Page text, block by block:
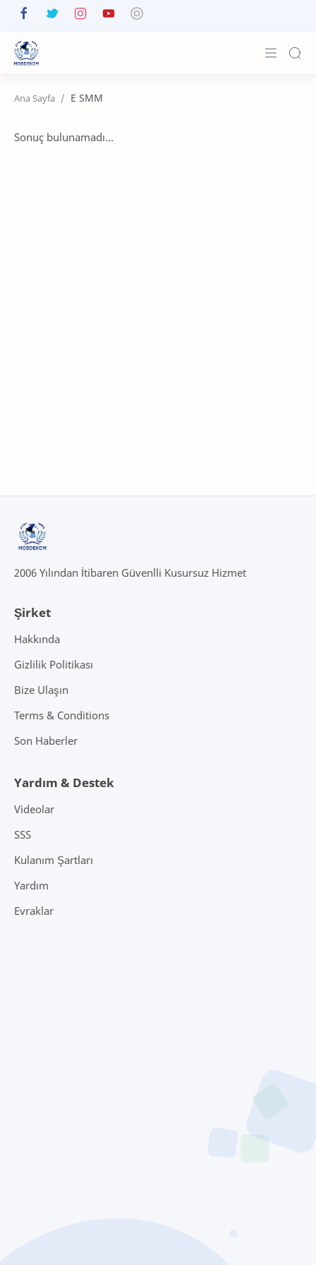
E SMM
Sonuç bulunamadı...
2006 Yılından İtibaren Güvenlli Kusursuz Hizmet
Şirket
Hakkında
Gizlilik Politikası
Bize Ulaşın
Terms & Conditions
Son Haberler
Yardım & Destek
Videolar
SSS
Kulanım Şartları
Yardım
Evraklar